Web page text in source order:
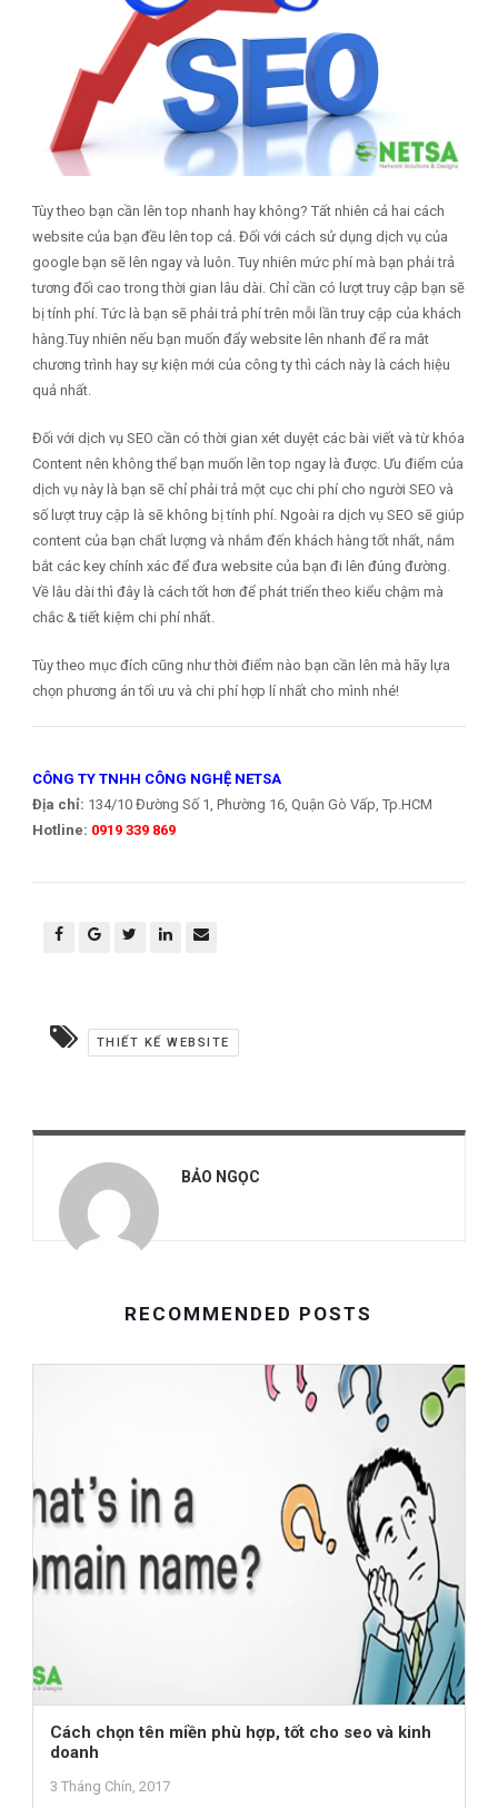
Tùy theo bạn cần lên top nhanh hay không? Tất nhiên cả hai cách
website của bạn đều lên top cả. Đối với cách sử dụng dịch vụ của
google bạn sẽ lên ngay và luôn. Tuy nhiên mức phí mà bạn phải trả
tương đối cao trong thời gian lâu dài. Chỉ cần có lượt truy cập bạn sẽ
bị tính phí. Tức là bạn sẽ phải trả phí trên mỗi lần truy cập của khách
hàng.Tuy nhiên nếu bạn muốn đẩy website lên nhanh để ra mắt
chương trình hay sự kiện mới của công ty thì cách này là cách hiệu
quả nhất.
Đối với dịch vụ SEO cần có thời gian xét duyệt các bài viết và từ khóa
Content nên không thể bạn muốn lên top ngay là được. Ưu điểm của
dịch vụ này là bạn sẽ chỉ phải trả một cục chi phí cho người SEO và
số lượt truy cập là sẽ không bị tính phí. Ngoài ra dịch vụ SEO sẽ giúp
content của bạn chất lượng và nhắm đến khách hàng tốt nhất, nắm
bắt các key chính xác để đưa website của bạn đi lên đúng đường.
Về lâu dài thì đây là cách tốt hơn để phát triển theo kiểu chậm mà
chắc & tiết kiệm chi phí nhất.
Tùy theo mục đích cũng như thời điểm nào bạn cần lên mà hãy lựa
chọn phương án tối ưu và chi phí hợp lí nhất cho mình nhé!
CÔNG TY TNHH CÔNG NGHỆ NETSA
Địa chỉ: 134/10 Đường Số 1, Phường 16, Quận Gò Vấp, Tp.HCM
Hotline: 0919 339 869
THIẾT KẾ WEBSITE
BẢO NGỌC
RECOMMENDED POSTS
Cách chọn tên miền phù hợp, tốt cho seo và kinh
doanh
3 Tháng Chín, 2017